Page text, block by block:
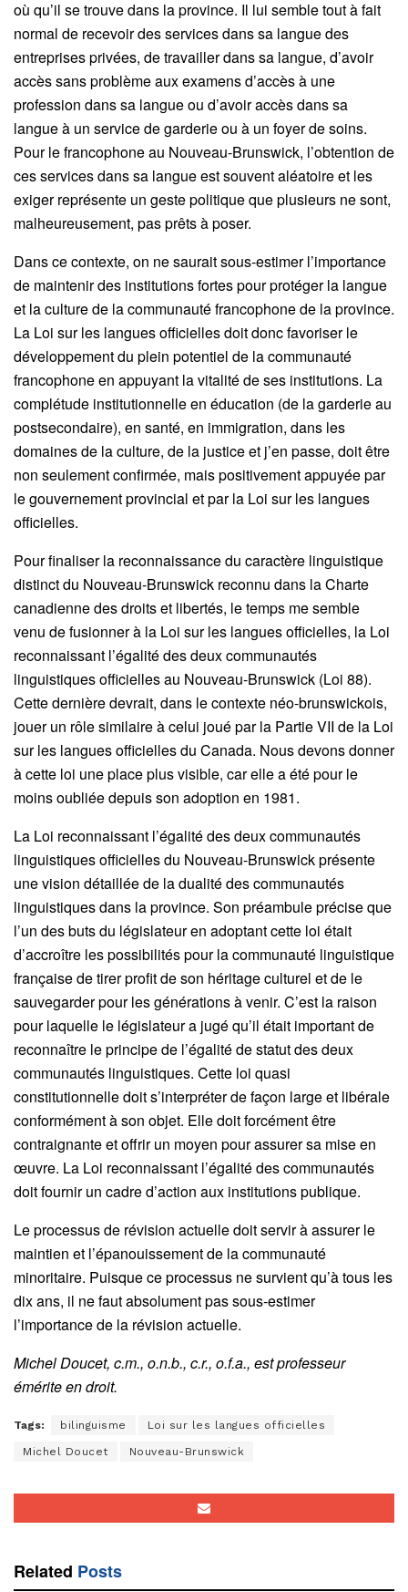
où qu’il se trouve dans la province. Il lui semble tout à fait
normal de recevoir des services dans sa langue des
entreprises privées, de travailler dans sa langue, d’avoir
accès sans problème aux examens d’accès à une
profession dans sa langue ou d’avoir accès dans sa
langue à un service de garderie ou à un foyer de soins.
Pour le francophone au Nouveau-Brunswick, l’obtention de
ces services dans sa langue est souvent aléatoire et les
exiger représente un geste politique que plusieurs ne sont,
malheureusement, pas prêts à poser.
Dans ce contexte, on ne saurait sous-estimer l’importance
de maintenir des institutions fortes pour protéger la langue
et la culture de la communauté francophone de la province.
La Loi sur les langues officielles doit donc favoriser le
développement du plein potentiel de la communauté
francophone en appuyant la vitalité de ses institutions. La
complétude institutionnelle en éducation (de la garderie au
postsecondaire), en santé, en immigration, dans les
domaines de la culture, de la justice et j’en passe, doit être
non seulement confirmée, mais positivement appuyée par
le gouvernement provincial et par la Loi sur les langues
officielles.
Pour finaliser la reconnaissance du caractère linguistique
distinct du Nouveau-Brunswick reconnu dans la Charte
canadienne des droits et libertés, le temps me semble
venu de fusionner à la Loi sur les langues officielles, la Loi
reconnaissant l’égalité des deux communautés
linguistiques officielles au Nouveau-Brunswick (Loi 88).
Cette dernière devrait, dans le contexte néo-brunswickois,
jouer un rôle similaire à celui joué par la Partie VII de la Loi
sur les langues officielles du Canada. Nous devons donner
à cette loi une place plus visible, car elle a été pour le
moins oubliée depuis son adoption en 1981.
La Loi reconnaissant l’égalité des deux communautés
linguistiques officielles du Nouveau-Brunswick présente
une vision détaillée de la dualité des communautés
linguistiques dans la province. Son préambule précise que
l’un des buts du législateur en adoptant cette loi était
d’accroître les possibilités pour la communauté linguistique
française de tirer profit de son héritage culturel et de le
sauvegarder pour les générations à venir. C’est la raison
pour laquelle le législateur a jugé qu’il était important de
reconnaître le principe de l’égalité de statut des deux
communautés linguistiques. Cette loi quasi
constitutionnelle doit s’interpréter de façon large et libérale
conformément à son objet. Elle doit forcément être
contraignante et offrir un moyen pour assurer sa mise en
œuvre. La Loi reconnaissant l’égalité des communautés
doit fournir un cadre d’action aux institutions publique.
Le processus de révision actuelle doit servir à assurer le
maintien et l’épanouissement de la communauté
minoritaire. Puisque ce processus ne survient qu’à tous les
dix ans, il ne faut absolument pas sous-estimer
l’importance de la révision actuelle.
Michel Doucet, c.m., o.n.b., c.r., o.f.a., est professeur
émérite en droit.
Tags: bilinguisme Loi sur les langues officielles
Michel Doucet Nouveau-Brunswick
Related Posts